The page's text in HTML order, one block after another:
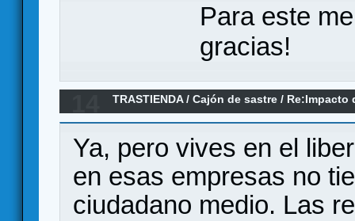
Para este
gracias!
TRASTIENDA/Cajón de sastre / Re:Impacto
Ya, pero vives en el
en esas empresas no
ciudadano medio. Las